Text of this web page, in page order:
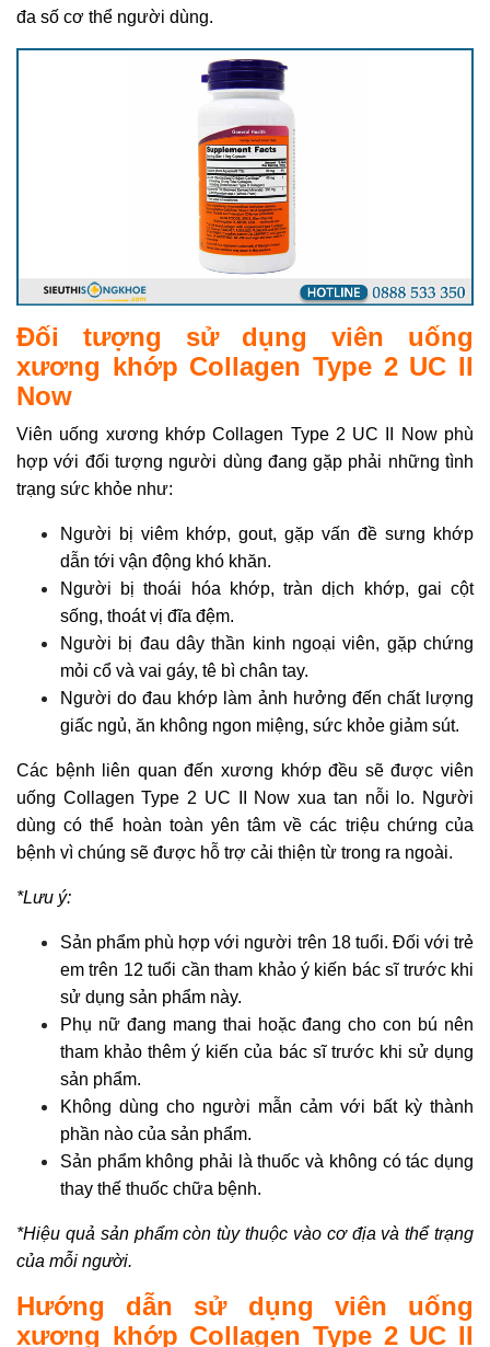
đa số cơ thể người dùng.
Đối tượng sử dụng viên uống
xương khớp Collagen Type 2 UC II
Now
Viên uống xương khớp Collagen Type 2 UC II Now phù
hợp với đối tượng người dùng đang gặp phải những tình
trạng sức khỏe như:
Người bị viêm khớp, gout, gặp vấn đề sưng khớp
dẫn tới vận động khó khăn.
Người bị thoái hóa khớp, tràn dịch khớp, gai cột
sống, thoát vị đĩa đệm.
Người bị đau dây thần kinh ngoại viên, gặp chứng
mỏi cổ và vai gáy, tê bì chân tay.
Người do đau khớp làm ảnh hưởng đến chất lượng
giấc ngủ, ăn không ngon miệng, sức khỏe giảm sút.
Các bệnh liên quan đến xương khớp đều sẽ được viên
uống Collagen Type 2 UC II Now xua tan nỗi lo. Người
dùng có thể hoàn toàn yên tâm về các triệu chứng của
bệnh vì chúng sẽ được hỗ trợ cải thiện từ trong ra ngoài.
*Lưu ý:
Sản phẩm phù hợp với người trên 18 tuổi. Đối với trẻ
em trên 12 tuổi cần tham khảo ý kiến bác sĩ trước khi
sử dụng sản phẩm này.
Phụ nữ đang mang thai hoặc đang cho con bú nên
tham khảo thêm ý kiến của bác sĩ trước khi sử dụng
sản phẩm.
Không dùng cho người mẫn cảm với bất kỳ thành
phần nào của sản phẩm.
Sản phẩm không phải là thuốc và không có tác dụng
thay thế thuốc chữa bệnh.
*Hiệu quả sản phẩm còn tùy thuộc vào cơ địa và thể trạng
của mỗi người.
Hướng dẫn sử dụng viên uống
xương khớp Collagen Type 2 UC II